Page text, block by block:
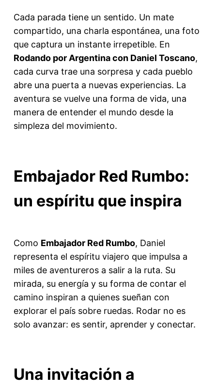
Cada parada tiene un sentido. Un mate
compartido, una charla espontánea, una foto
que captura un instante irrepetible. En
Rodando por Argentina con Daniel Toscano,
cada curva trae una sorpresa y cada pueblo
abre una puerta a nuevas experiencias. La
aventura se vuelve una forma de vida, una
manera de entender el mundo desde la
simpleza del movimiento.
Embajador Red Rumbo:
un espíritu que inspira
Como Embajador Red Rumbo, Daniel
representa el espíritu viajero que impulsa a
miles de aventureros a salir a la ruta. Su
mirada, su energía y su forma de contar el
camino inspiran a quienes sueñan con
explorar el país sobre ruedas. Rodar no es
solo avanzar: es sentir, aprender y conectar.
Una invitación a